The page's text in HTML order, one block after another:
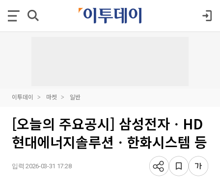
이투데이 마켓 일반
[오늘의 주요공시] 삼성전자ㆍHD
현대에너지솔루션ㆍ한화시스템 등
입력 2026-03-31 17:28